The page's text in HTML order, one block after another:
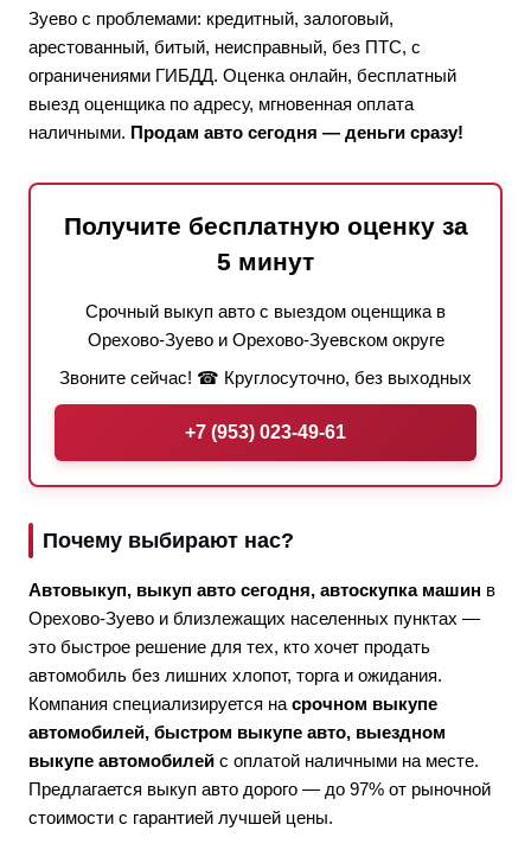
Зуево с проблемами: кредитный, залоговый,
арестованный, битый, неисправный, без ПТС, с
ограничениями ГИБДД. Оценка онлайн, бесплатный
выезд оценщика по адресу, мгновенная оплата
наличными. Продам авто сегодня — деньги сразу!
Получите бесплатную оценку за
5 минут
Срочный выкуп авто с выездом оценщика в
Орехово-Зуево и Орехово-Зуевском округе
Звоните сейчас! ☎ Круглосуточно, без выходных
+7 (953) 023-49-61
Почему выбирают нас?
Автовыкуп, выкуп авто сегодня, автоскупка машин в
Орехово-Зуево и близлежащих населенных пунктах —
это быстрое решение для тех, кто хочет продать
автомобиль без лишних хлопот, торга и ожидания.
Компания специализируется на срочном выкупе
автомобилей, быстром выкупе авто, выездном
выкупе автомобилей с оплатой наличными на месте.
Предлагается выкуп авто дорого — до 97% от рыночной
стоимости с гарантией лучшей цены.